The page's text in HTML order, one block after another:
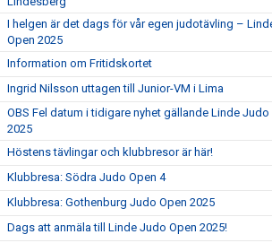
I helgen är det dags för vår egen judotävling –
Open 2025
Information om Fritidskortet
Ingrid Nilsson uttagen till Junior-VM i Lima
OBS Fel datum i tidigare nyhet gällande Linde Judo
2025
Höstens tävlingar och klubbresor är här!
Klubbresa: Södra Judo Open 4
Klubbresa: Gothenburg Judo Open 2025
Dags att anmäla till Linde Judo Open 2025!